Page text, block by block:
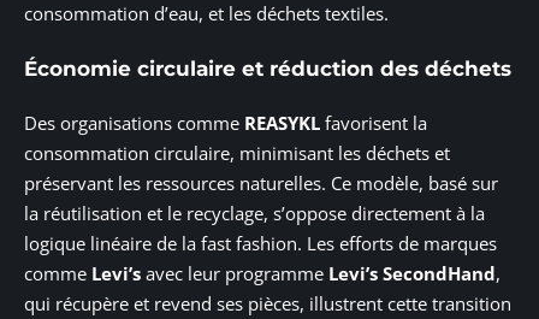
consommation d’eau, et les déchets textiles.
Économie circulaire et réduction des déchets
Des organisations comme REASYKL favorisent la
consommation circulaire, minimisant les déchets et
préservant les ressources naturelles. Ce modèle, basé sur
la réutilisation et le recyclage, s’oppose directement à la
logique linéaire de la fast fashion. Les efforts de marques
comme Levi’s avec leur programme Levi’s SecondHand,
qui récupère et revend ses pièces, illustrent cette transition